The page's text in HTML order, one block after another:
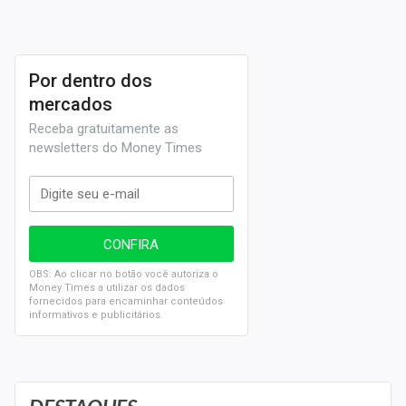
nas assembleias gerais e também receberá
proventos, como
próprio.
Por dentro dos
mercados
Receba gratuitamente as
newsletters do Money Times
OBS: Ao clicar no botão você autoriza o
Money Times a utilizar os dados
fornecidos para encaminhar conteúdos
informativos e publicitários.